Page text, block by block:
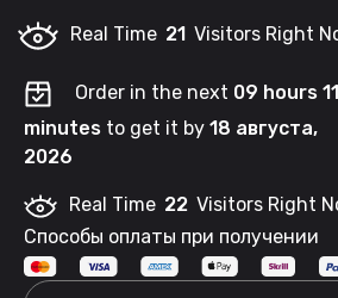
Real Time 21 Visitors Right
Order in the next 09 hours 11
minutes to get it by 18 августа,
2026
Real Time 22 Visitors Right
Способы оплаты при получении